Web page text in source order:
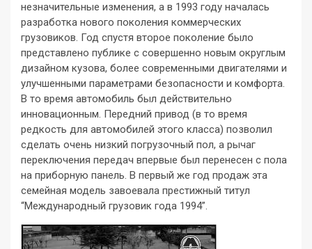
незначительные изменения, а в 1993 году началась
разработка нового поколения коммерческих
грузовиков. Год спустя второе поколение было
представлено публике с совершенно новым округлым
дизайном кузова, более современными двигателями и
улучшенными параметрами безопасности и комфорта.
В то время автомобиль был действительно
инновационным. Передний привод (в то время
редкость для автомобилей этого класса) позволил
сделать очень низкий погрузочный пол, а рычаг
переключения передач впервые был перенесен с пола
на приборную панель. В первый же год продаж эта
семейная модель завоевала престижный титул
“Международный грузовик года 1994”.